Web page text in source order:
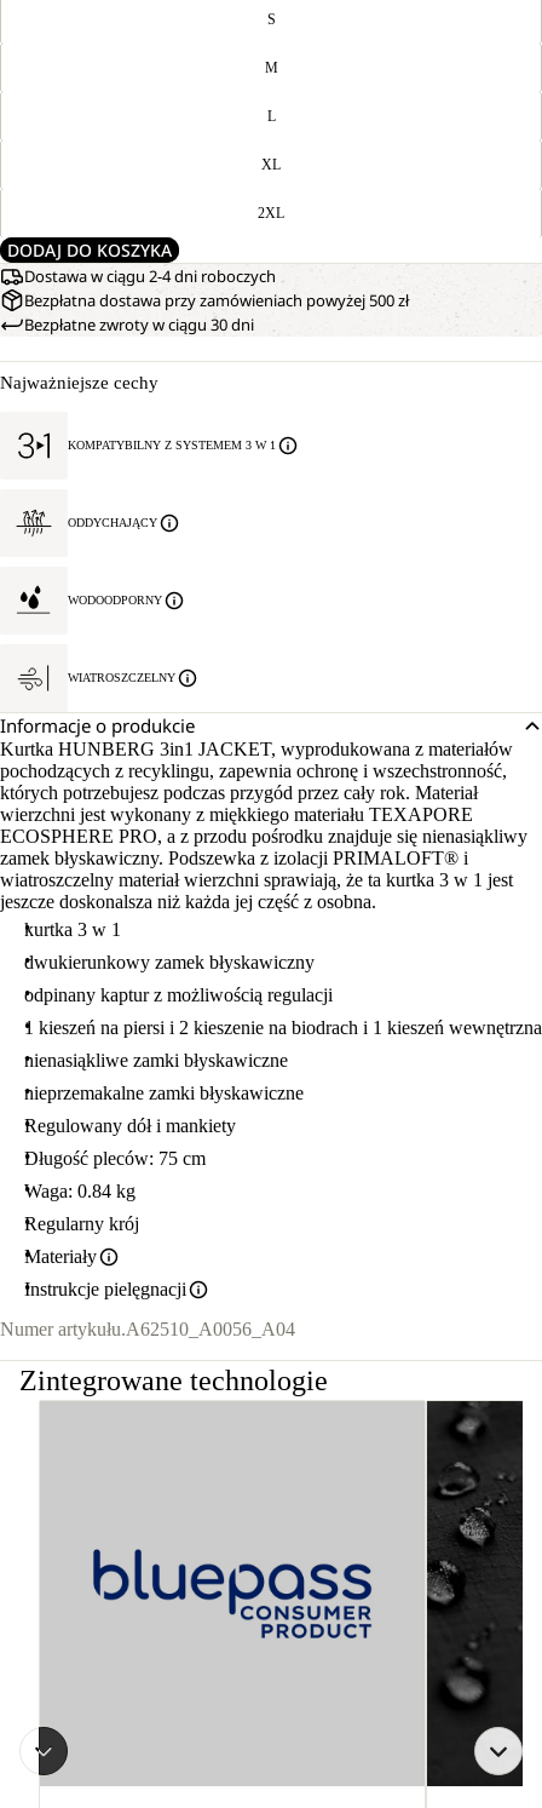
S
M
L
XL
2XL
DODAJ DO KOSZYKA
Dostawa w ciągu 2-4 dni roboczych
Bezpłatna dostawa przy zamówieniach powyżej 500 zł
Bezpłatne zwroty w ciągu 30 dni
Najważniejsze cechy
KOMPATYBILNY Z SYSTEMEM 3 W 1
ODDYCHAJĄCY
WODOODPORNY
WIATROSZCZELNY
Informacje o produkcie
Kurtka HUNBERG 3in1 JACKET, wyprodukowana z materiałów
pochodzących z recyklingu, zapewnia ochronę i wszechstronność,
których potrzebujesz podczas przygód przez cały rok. Materiał
wierzchni jest wykonany z miękkiego materiału TEXAPORE
ECOSPHERE PRO, a z przodu pośrodku znajduje się nienasiąkliwy
zamek błyskawiczny. Podszewka z izolacji PRIMALOFT® i
wiatroszczelny materiał wierzchni sprawiają, że ta kurtka 3 w 1 jest
jeszcze doskonalsza niż każda jej część z osobna.
kurtka 3 w 1
dwukierunkowy zamek błyskawiczny
odpinany kaptur z możliwością regulacji
1 kieszeń na piersi i 2 kieszenie na biodrach i 1 kieszeń wewnętrzna
nienasiąkliwe zamki błyskawiczne
nieprzemakalne zamki błyskawiczne
Regulowany dół i mankiety
Długość pleców: 75 cm
Waga: 0.84 kg
Regularny krój
Materiały
Instrukcje pielęgnacji
Numer artykułu.A62510_A0056_A04
Zintegrowane technologie